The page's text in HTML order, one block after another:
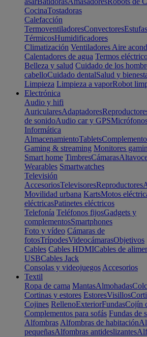
CocinaTostadoras
Calefacción
TermoventiladoresConvectoresEstufas
TérmicosHumidificadores
Climatización Ventiladores Aire
Calentadores de agua Termos
Belleza y salud Cuidado de los
cabelloCuidado dentalSalud y
Limpieza Limpieza a vaporRobot
Electrónica
Audio y hifi
AuricularesAdaptadores
de sonidoAudio car y GPS
Informática
AlmacenamientoTablets
Gaming & streaming Monitores
Smart home TimbresCámaras
Wearables Smartwatches
Televisión
AccesoriosTelevisoresReproductores
Movilidad urbana KartsMotos
eléctricasPatinetes eléctricos
Telefonía Teléfonos fijosGadgets y
complementosSmartphones
Foto y vídeo Cámaras de
fotosTrípodesVideocámarasObjetivos
Cables Cables HDMICables de
USBCables Jack
Consolas y videojuegos Accesorios
Textil
Ropa de cama MantasAlmohadas
Cortinas y estores EstoresVisillos
Cojines RellenoExteriorFundasCojín
Complementos para sofás Fundas de
Alfombras Alfombras de habitación
pequeñasAlfombras antideslizantes